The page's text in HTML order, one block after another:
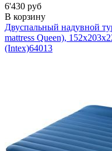
6'430 руб
В корзину
Двуспальный надувной
mattress Queen),
(Intex)64013